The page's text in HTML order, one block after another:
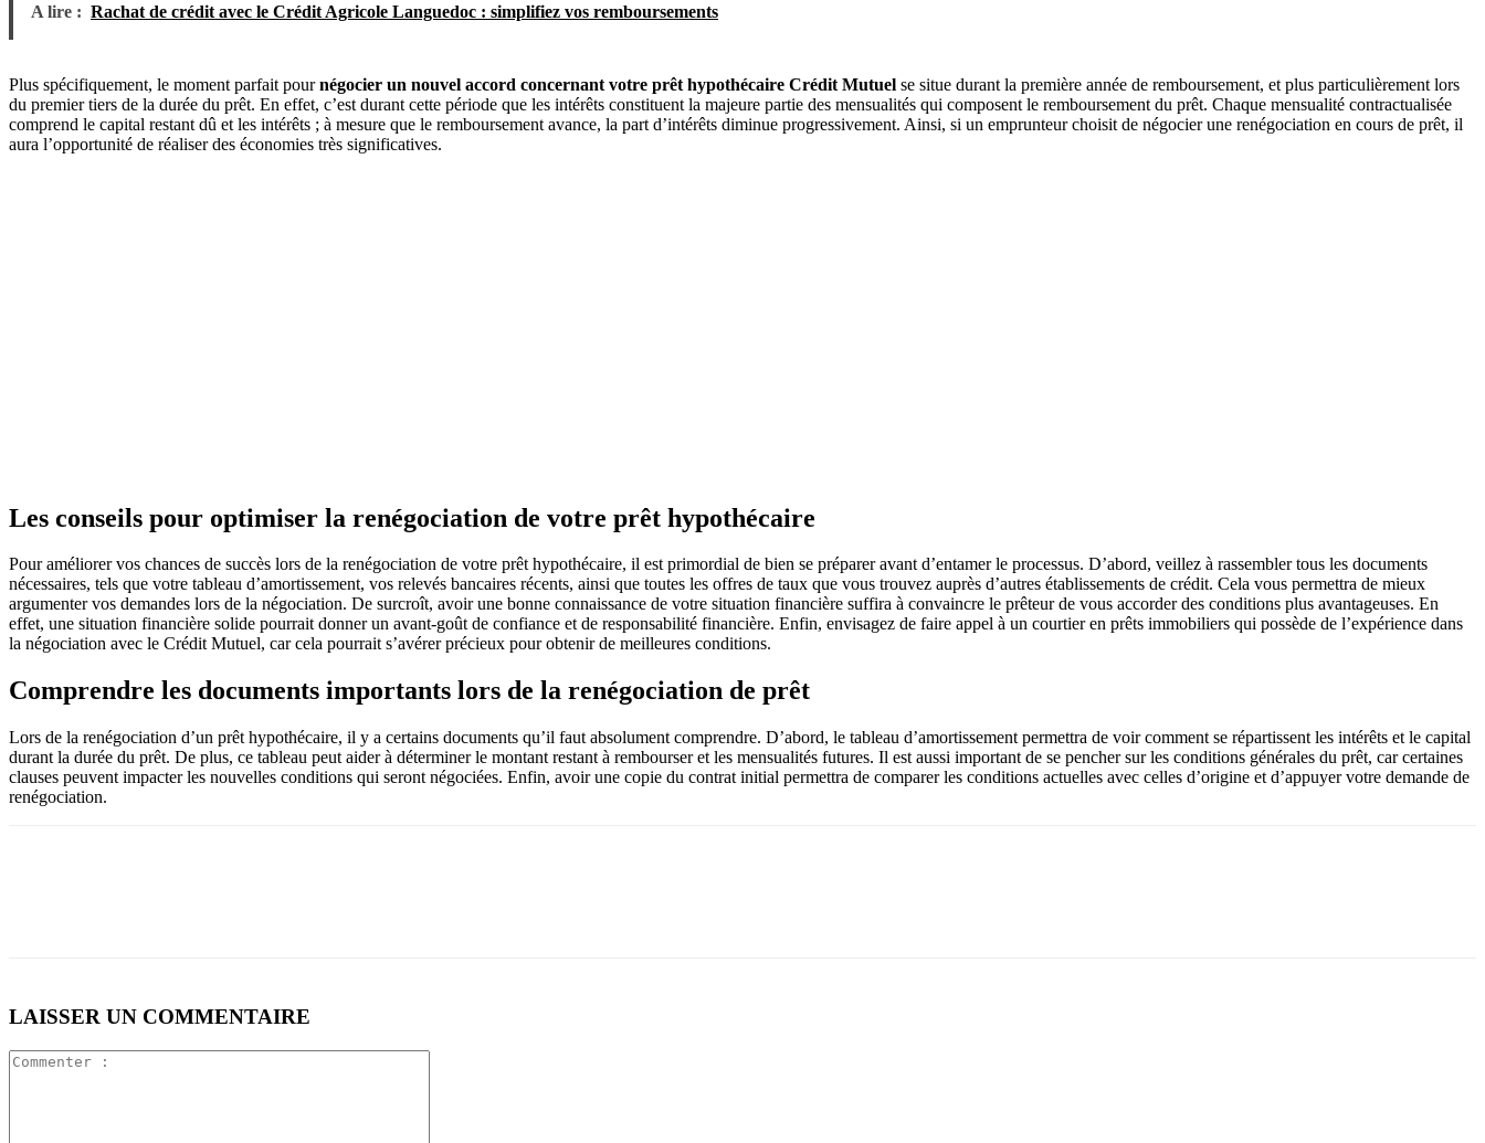
A lire : Rachat de crédit avec le Crédit Agricole Languedoc : simplifiez vos remboursements
Plus spécifiquement, le moment parfait pournégocier un nouvel accord concernant votre prêt hypothécaire Crédit Mutuel se situe durant la première année de remboursement, et plus particulièrement lors
du premier tiers de la durée du prêt. En effet, c’est durant cette période que les intérêts constituent la majeure partie des mensualités qui composent le remboursement du prêt. Chaque mensualité contractualisée
comprend le capital restant dû et les intérêts ; à mesure que le remboursement avance, la part d’intérêts diminue progressivement. Ainsi, si un emprunteur choisit de négocier une renégociation en cours de prêt, il
aura l’opportunité de réaliser des économies très significatives.
Les conseils pour optimiser la renégociation de votre prêt hypothécaire
Pour améliorer vos chances de succès lors de la renégociation de votre prêt hypothécaire, il est primordial de bien se préparer avant d’entamer le processus. D’abord, veillez à rassembler tous les documents
nécessaires, tels que votre tableau d’amortissement, vos relevés bancaires récents, ainsi que toutes les offres de taux que vous trouvez auprès d’autres établissements de crédit. Cela vous permettra de mieux
argumenter vos demandes lors de la négociation. De surcroît, avoir une bonne connaissance de votre situation financière suffira à convaincre le prêteur de vous accorder des conditions plus avantageuses. En
effet, une situation financière solide pourrait donner un avant-goût de confiance et de responsabilité financière. Enfin, envisagez de faire appel à un courtier en prêts immobiliers qui possède de l’expérience dans
la négociation avec le Crédit Mutuel, car cela pourrait s’avérer précieux pour obtenir de meilleures conditions.
Comprendre les documents importants lors de la renégociation de prêt
Lors de la renégociation d’un prêt hypothécaire, il y a certains documents qu’il faut absolument comprendre. D’abord, le tableau d’amortissement permettra de voir comment se répartissent les intérêts et le capital
durant la durée du prêt. De plus, ce tableau peut aider à déterminer le montant restant à rembourser et les mensualités futures. Il est aussi important de se pencher sur les conditions générales du prêt, car certaines
clauses peuvent impacter les nouvelles conditions qui seront négociées. Enfin, avoir une copie du contrat initial permettra de comparer les conditions actuelles avec celles d’origine et d’appuyer votre demande de
renégociation.
LAISSER UN COMMENTAIRE